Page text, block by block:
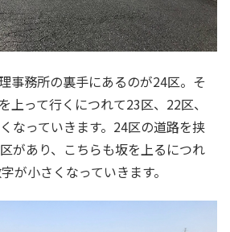
事務所の裏手にあるのが24区。そ
上って行くにつれて23区、22区、
なっていきます。24区の道路を挟
があり、こちらも坂を上るにつれ
が小さくなっていきます。